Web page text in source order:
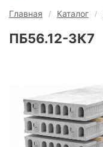
Главная Каталог
ПБ56.12-3К7